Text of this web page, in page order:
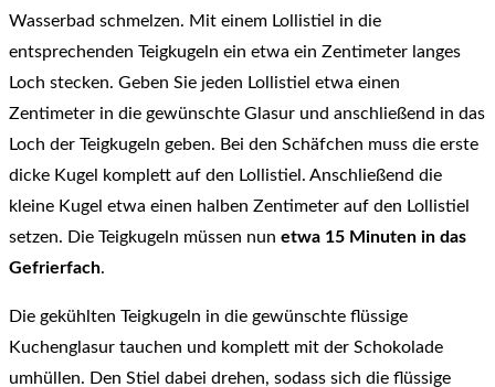
Wasserbad schmelzen. Mit einem Lollistiel in die
entsprechenden Teigkugeln ein etwa ein Zentimeter langes
Loch stecken. Geben Sie jeden Lollistiel etwa einen
Zentimeter in die gewünschte Glasur und anschließend in das
Loch der Teigkugeln geben. Bei den Schäfchen muss die erste
dicke Kugel komplett auf den Lollistiel. Anschließend die
kleine Kugel etwa einen halben Zentimeter auf den Lollistiel
setzen. Die Teigkugeln müssen nun etwa 15 Minuten in das
Gefrierfach.
Die gekühlten Teigkugeln in die gewünschte flüssige
Kuchenglasur tauchen und komplett mit der Schokolade
umhüllen. Den Stiel dabei drehen, sodass sich die flüssige